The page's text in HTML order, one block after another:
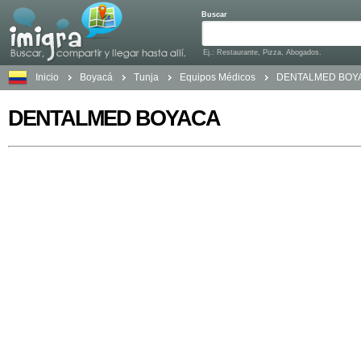
Buscar
Ej.: Restaurante, Pizza, Abogados.
Inicio Boyacá Tunja Equipos Médicos DENTALMED
DENTALMED BOYACA